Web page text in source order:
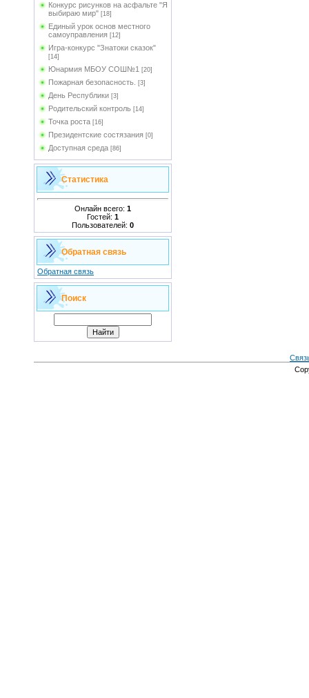
Конкурс рисунков на асфальте "Я
выбираю мир" [18]
Единый урок основ местного
самоуправления [12]
Игра-конкурс "Знатоки сказок"
[14]
Юнармия МБОУ СОШ№1 [20]
Пожарная безопасность. [3]
День Республики [3]
Родительский контроль [14]
Точка роста [16]
Президентские состязания [0]
Доступная среда [86]
Статистика
Онлайн всего: 1
Гостей: 1
Пользователей: 0
Обратная связь
Обратная связь
Поиск